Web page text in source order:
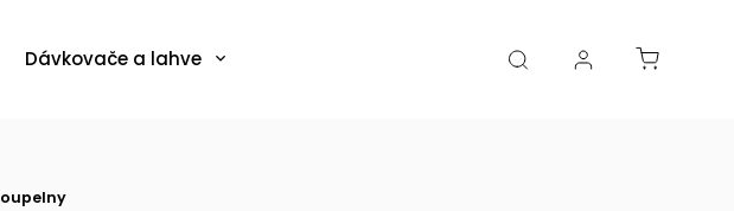
Dávkovače a lahve Boxy, dózy, kořenky, skleničky Akce